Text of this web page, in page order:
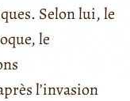
Selon lui, le
le
l’invasion